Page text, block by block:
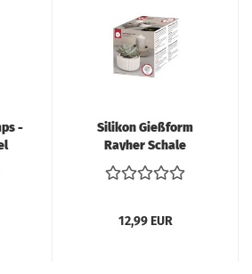
-
Silikon Gießform
Rayher Schale
geriffelt
12,99 EUR